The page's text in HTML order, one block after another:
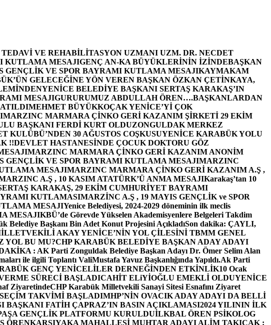
VE REHABİLİTASYON UZMANI UZM. DR. NECDET
KUTLAMA MESAJIGENÇ AN-KA BÜYÜKLERİNİN İZİNDEBAŞKAN
GENÇLİK VE SPOR BAYRAMI KUTLAMA MESAJIKAYMAKAM
GELECEĞİNE YÖN VEREN BAŞKAN ÖZKAN ÇETİNKAYA,
YENİCE BELEDİYE BAŞKANI SERTAŞ KARAKAŞ’IN
MESAJIGURURUMUZ ABDULLAH ÖREN….BAŞKANLARDAN
MEHMET BÜYÜKKOÇAK YENİCE’Yİ ÇOK
MARZINC MARMARA ÇİNKO GERİ KAZANIM ŞİRKETİ 29 EKİM
BAŞKANI FERDİ KURT OLDUZONGULDAK MERKEZ
KULÜBÜ’NDEN 30 AĞUSTOS COŞKUSUYENİCE KARABÜK YOLU
!!DEVLET HASTANESİNDE ÇOCUK DOKTORU GÖZ
MARZINC MARMARA ÇİNKO GERİ KAZANIM ANONİM
VE SPOR BAYRAMI KUTLAMA MESAJIMARZINC
MESAJIMARZINC MARMARA ÇİNKO GERİ KAZANIM A.Ş ,
A.Ş , 10 KASIM ATATÜRK’Ü ANMA MESAJIKarakaş’tan 10
KARAKAŞ, 29 EKİM CUMHURİYET BAYRAMI
KUTLAMASIMARZİNC A.Ş , 19 MAYIS GENÇLİK ve SPOR
MESAJIYenice Belediyesi, 2024-2029 döneminin ilk meclis
MESAJIKBÜ’de Görevde Yükselen Akademisyenlere Belgeleri Takdim
Belediye Başkanı Bin Adet Konut Projesini AçıkladıSon dakika: ÇAYLI,
AKAY YENİCE’NİN YOL ÇİLESİNİ TBMM GENEL
YOL BU MU?CHP KARABÜK BELEDİYE BAŞKAN ADAY ADAYI
: AK Parti Zonguldak Belediye Başkan Adayı Dr. Ömer Selim Alan
ile ilgili Toplantı ValiMustafa Yavuz Başkanlığında Yapıldı.Ak Parti
GENÇ YENİCELİLER DERNEĞİNDEN ETKİNLİK10 Ocak
SÜRECİ BAŞLADICAHİT ELiYİOĞLU EMEKLİ OLDUYENİCE
ZiyaretindeCHP Karabük Milletvekili Sanayi Sitesi Esnafını Ziyaret
SEÇİM TAKVİMİ BAŞLADIMHP’NİN OVACIK ADAY ADAYI DA BELLİ
BAŞKANI FATİH ÇAPRAZ’IN BASIN AÇIKLAMASI2024 YILININ İLK
GENÇLİK PLATFORMU KURULDUİLKBAL ÖREN PSİKOLOG
ÖRENKARŞIYAKA MAHALLESİ MUHTAR ADAYI ALİM TAKICAK :